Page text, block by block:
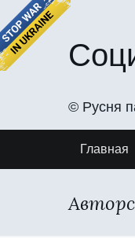
©️ Русня
Главная